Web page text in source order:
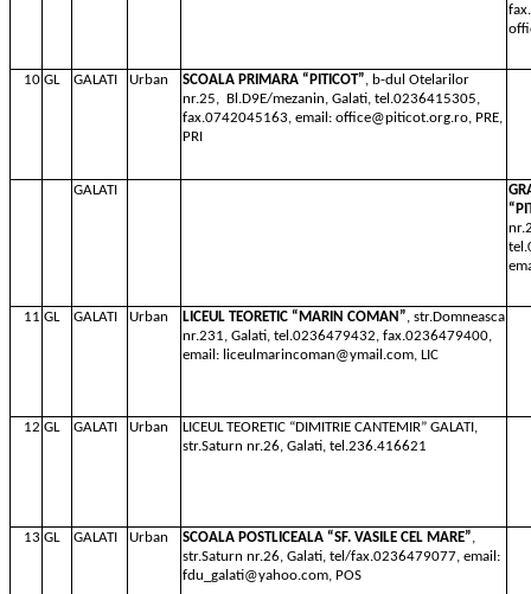
10 GL GALATI Urban SCOALA PRIMARA “PITICOT”, b-dul Otelarilor
nr.25, Bl.D9E/mezanin, Galati, tel.0236415305,
fax.0742045163, email: office@piticot.org.ro, PRE,
PRI
GALATI
11 GL GALATI Urban LICEUL TEORETIC “MARIN COMAN”, str.Domneasca
nr.231, Galati, tel.0236479432, fax.0236479400,
email: liceulmarincoman@ymail.com, LIC
12 GL GALATI Urban
LICEUL TEORETIC “DIMITRIE CANTEMIR” GALATI,
str.Saturn nr.26, Galati, tel.236.416621
13 GL GALATI Urban SCOALA POSTLICEALA “SF. VASILE CEL MARE”,
str.Saturn nr.26, Galati, tel/fax.0236479077, email:
fdu_galati@yahoo.com, POS